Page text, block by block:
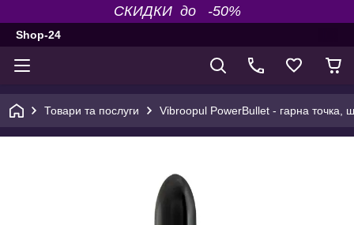
СКИДКИ до -50%
Shop-24
Товари та послуги Vibroopul PowerBullet - гарна точка,